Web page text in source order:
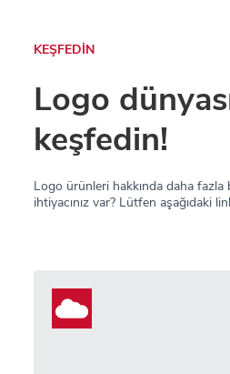
KEŞFEDİN
Logo
keşfedin!
Logo ürünleri hakkında daha fazla
ihtiyacınız var? Lütfen aşağıdaki